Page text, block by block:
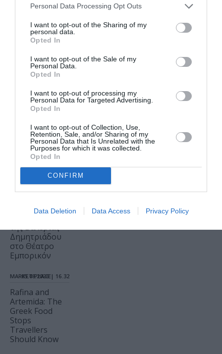
Personal Data Processing Opt Outs
I want to opt-out of the Sharing of my
personal data.
Opted In
I want to opt-out of the Sale of my
Personal Data.
Opted In
I want to opt-out of processing my
Personal Data for Targeted Advertising.
Opted In
I want to opt-out of Collection, Use,
Retention, Sale, and/or Sharing of my
Personal Data that Is Unrelated with the
Purposes for which it was collected.
Opted In
CONFIRM
Data Deletion Data Access Privacy Policy
Το Ροκ το
Κώστας
Τουρνάς και ο
Διονύσης
Θέατρο Άλσος
ΦΕΣΤΙΒΑΛ / ΝΕΑ
05.08.2026 | 17.26
3o Piraeus Port
στο Δημοτικό
Θέατρο
Πειραιά – Από
τη Βαλτική στη
Μεσόγειο
ΘΕΑΤΡΟ - ΧΟΡΟΣ /
ΝΕΑ05.08.2026 | 16.59
«DEADLIFT.
της Βαλέριας
Δημητριάδου
στο Θέατρο
Εμπορικόν
MARKET PLACE
05.08.2026 | 16.32
Rafina and
Artemida: The
Greek Food
Stops
Travellers
Should Know